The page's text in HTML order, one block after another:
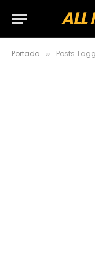
ALL
Portada » Posts